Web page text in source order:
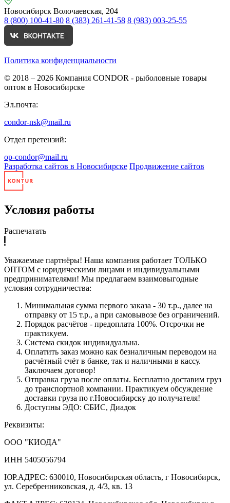
Новосибирск Волочаевская, 204
8 (800) 100-41-80 8 (383) 261-41-58 8 (983) 003-25-55
Политика конфиденциальности
© 2018 – 2026 Компания CONDOR - рыболовные товары
оптом в Новосибирске
Эл.почта:
condor-nsk@mail.ru
Отдел претензий:
op-condor@mail.ru
Разработка сайтов в Новосибирске Продвижение сайтов
Условия работы
Распечатать
Уважаемые партнёры! Наша компания работает ТОЛЬКО
ОПТОМ с юридическими лицами и индивидуальными
предпринимателями! Мы предлагаем взаимовыгодные
условия сотрудничества:
Минимальная сумма первого заказа - 30 т.р., далее на
отправку от 15 т.р., а при самовывозе без ограничений.
Порядок расчётов - предоплата 100%. Отсрочки не
практикуем.
Система скидок индивидуальна.
Оплатить заказ можно как безналичным переводом на
расчётный счёт в банке, так и наличными в кассу.
Заключаем договор!
Отправка груза после оплаты. Бесплатно доставим груз
до транспортной компании. Практикуем обсуждение
доставки груза по г.Новосибирску до получателя!
Доступны ЭДО: СБИС, Диадок
Реквизиты:
ООО "КИОДА"
ИНН 5405056794
ЮР.АДРЕС: 630010, Новосибирская область, г Новосибирск,
ул. Серебренниковская, д. 4/3, кв. 13